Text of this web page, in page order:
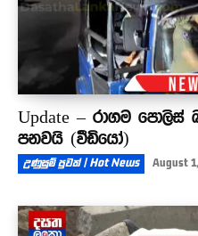
Update – රාගම
පනවයි (වීඩියෝ)
උණුසුම් පුවත් | Hot News August